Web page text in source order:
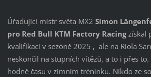
Úřadující mistr světa MX2 Simon
pro Red Bull KTM Factory Racingzískal
kvalifikaci v sezóně 2025 , ale na Riola
neskončil na stupních vítězů, a to i přes to,
hodně času v zimním tréninku. Nikdo ze